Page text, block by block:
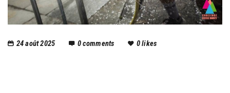
24 août 2025 0comments 0likes